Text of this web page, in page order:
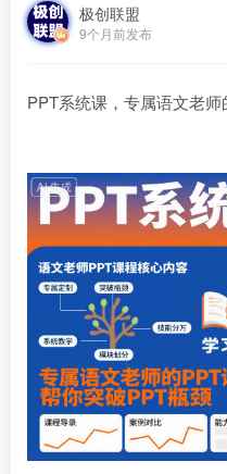
极创联盟
9个月前发布
PPT系统课，专属语文老